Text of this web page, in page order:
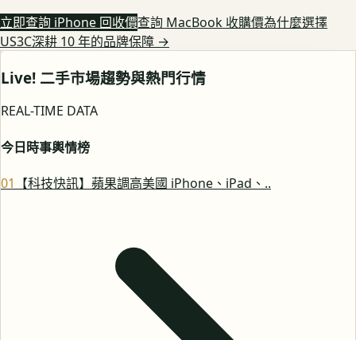
立即查詢 iPhone 回收價查詢 MacBook 收購價為什麼選擇
US3C深耕 10 年的品牌保障 →
Live! 二手市場趨勢與熱門行情
REAL-TIME DATA
今日時事輿情榜
01 【科技快訊】蘋果調高美國 iPhone、iPad、..